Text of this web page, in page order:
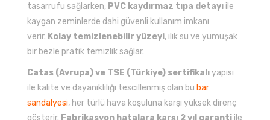
tasarrufu sağlarken, PVC kaydırmaz tıpa detayı ile
kaygan zeminlerde dahi güvenli kullanım imkanı
verir. Kolay temizlenebilir yüzeyi, ılık su ve yumuşak
bir bezle pratik temizlik sağlar.
Catas (Avrupa) ve TSE (Türkiye) sertifikalıyapısı
ile kalite ve dayanıklılığı tescillenmiş olan bu bar
sandalyesi, her türlü hava koşuluna karşı yüksek direnç
gösterir. Fabrikasyon hatalara karşı 2 yıl garanti ile